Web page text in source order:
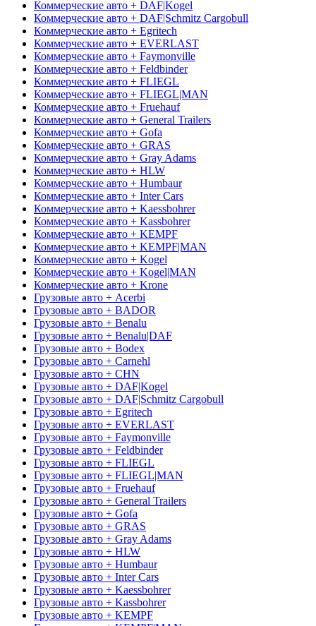
Коммерческие авто + DAF|Kogel
Коммерческие авто + DAF|Schmitz Cargobull
Коммерческие авто + Egritech
Коммерческие авто + EVERLAST
Коммерческие авто + Faymonville
Коммерческие авто + Feldbinder
Коммерческие авто + FLIEGL
Коммерческие авто + FLIEGL|MAN
Коммерческие авто + Fruehauf
Коммерческие авто + General Trailers
Коммерческие авто + Gofa
Коммерческие авто + GRAS
Коммерческие авто + Gray Adams
Коммерческие авто + HLW
Коммерческие авто + Humbaur
Коммерческие авто + Inter Cars
Коммерческие авто + Kaessbohrer
Коммерческие авто + Kassbohrer
Коммерческие авто + KEMPF
Коммерческие авто + KEMPF|MAN
Коммерческие авто + Kogel
Коммерческие авто + Kogel|MAN
Коммерческие авто + Krone
Грузовые авто + Acerbi
Грузовые авто + BADOR
Грузовые авто + Benalu
Грузовые авто + Benalu|DAF
Грузовые авто + Bodex
Грузовые авто + Carnehl
Грузовые авто + CHN
Грузовые авто + DAF|Kogel
Грузовые авто + DAF|Schmitz Cargobull
Грузовые авто + Egritech
Грузовые авто + EVERLAST
Грузовые авто + Faymonville
Грузовые авто + Feldbinder
Грузовые авто + FLIEGL
Грузовые авто + FLIEGL|MAN
Грузовые авто + Fruehauf
Грузовые авто + General Trailers
Грузовые авто + Gofa
Грузовые авто + GRAS
Грузовые авто + Gray Adams
Грузовые авто + HLW
Грузовые авто + Humbaur
Грузовые авто + Inter Cars
Грузовые авто + Kaessbohrer
Грузовые авто + Kassbohrer
Грузовые авто + KEMPF